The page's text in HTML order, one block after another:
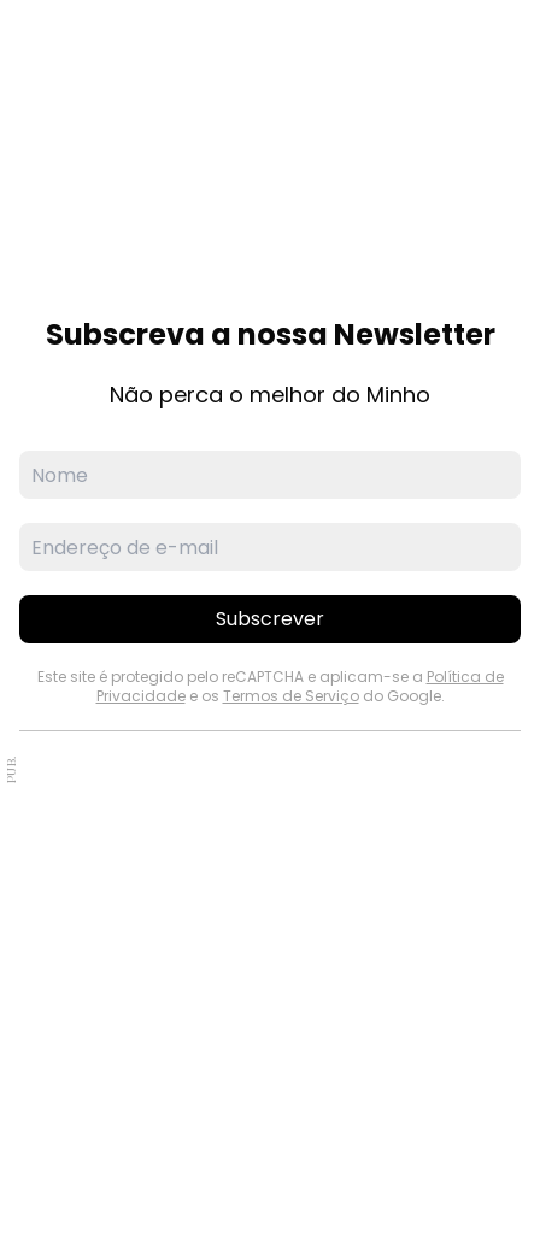
Subscreva a nossa Newsletter
Não perca o melhor do Minho
Subscrever
Este site é protegido pelo reCAPTCHA e aplicam-se a Política de
Privacidadee os Termos de Serviçodo Google.
PUB.